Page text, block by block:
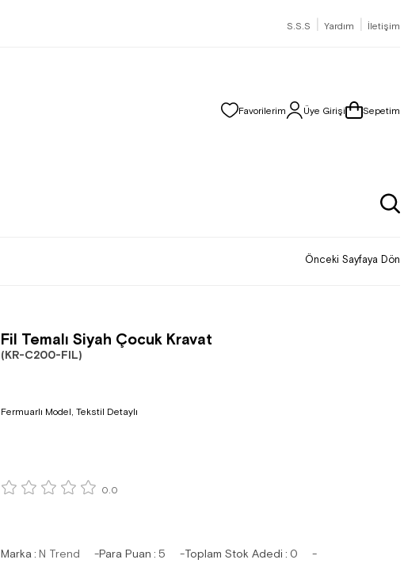
S.S.S | Yardım | İletişim
Favorilerim Üye Girişi Sepetim
Önceki Sayfaya Dön
Fil Temalı Siyah Çocuk Kravat
(KR-C200-FIL)
Fermuarlı Model, Tekstil Detaylı
0.0
Marka: N Trend Para Puan : 5 Toplam Stok Adedi : 0